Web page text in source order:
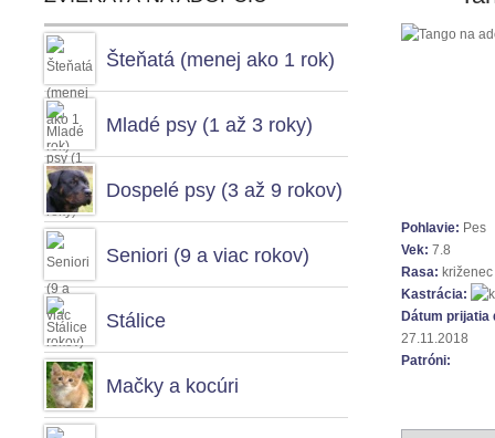
Šteňatá (menej ako 1 rok)
Mladé psy (1 až 3 roky)
Dospelé psy (3 až 9 rokov)
Seniori (9 a viac rokov)
Stálice
Mačky a kocúri
Pohlavie: Pes
Vek: 7.8
Rasa: križenec
Kastrácia:
Dátum prijatia
27.11.2018
Patróni: